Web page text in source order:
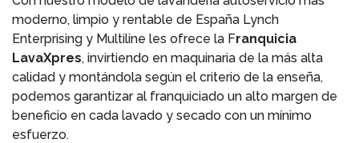
moderno, limpio y rentable de España Lynch
Enterprising y Multiline les ofrece la Franquicia
LavaXpres, invirtiendo en maquinaria de la más alta
calidad y montándola según el criterio de la enseña,
podemos garantizar al franquiciado un alto margen de
beneficio en cada lavado y secado con un mínimo
esfuerzo.